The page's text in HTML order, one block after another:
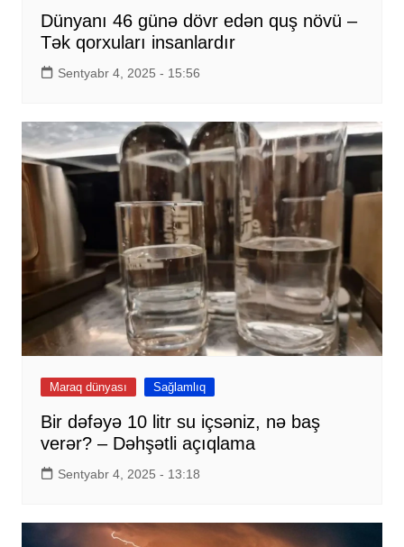
Dünyanı 46 günə dövr edən quş növü –
Tək qorxuları insanlardır
Sentyabr 4, 2025 - 15:56
Maraq dünyası Sağlamlıq
Bir dəfəyə 10 litr su içsəniz, nə baş
verər? – Dəhşətli açıqlama
Sentyabr 4, 2025 - 13:18